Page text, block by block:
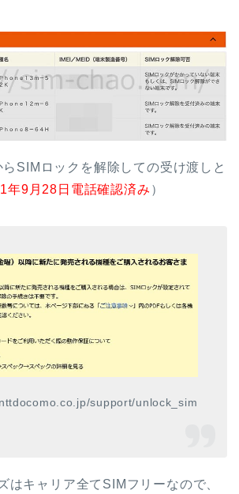
らSIMロックを解除しての受け渡しと
年9月28日電話確認済み ）
support/unlock_sim
はキャリア全てSIMフリーなので、